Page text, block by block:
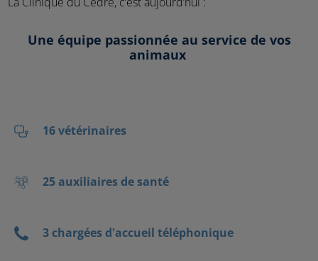
Une équipe passionnée au service de vos
animaux
16 vétérinaires
25 auxiliaires de santé
3 chargées d'accueil téléphonique